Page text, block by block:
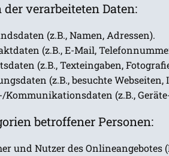
der verarbeiteten Daten:
(z.B., Namen, Adressen).
(z.B., E-Mail,
(z.B., Texteingaben,
(z.B., besuchte
Kommunikationsdaten (z.B.,
betroffener Personen:
und Nutzer des